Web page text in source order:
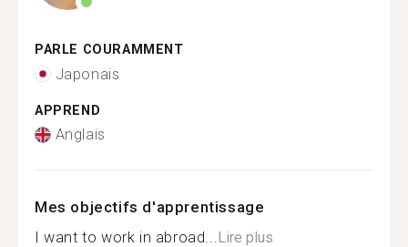
PARLE COURAMMENT
Japonais
APPREND
Anglais
Mes objectifs d'apprentissage
I want to work in abroad...Lire plus